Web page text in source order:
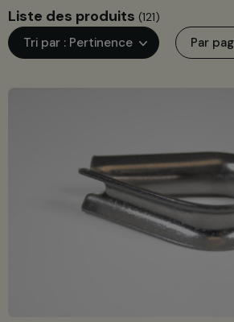
Liste des produits (121)
Tri par : Pertinence Par